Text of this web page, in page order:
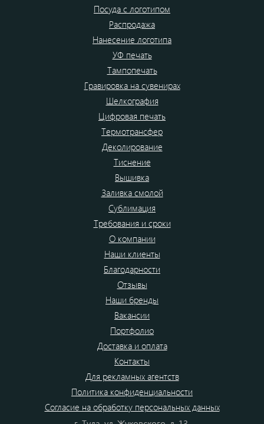
Посуда с логотипом
Распродажа
Нанесение логотипа
УФ печать
Тампопечать
Гравировка на сувенирах
Шелкография
Цифровая печать
Термотрансфер
Деколирование
Тиснение
Вышивка
Заливка смолой
Сублимация
Требования и сроки
О компании
Наши клиенты
Благодарности
Отзывы
Наши бренды
Вакансии
Портфолио
Доставка и оплата
Контакты
Для рекламных агентств
Политика конфиденциальности
Согласие на обработку персональных данных